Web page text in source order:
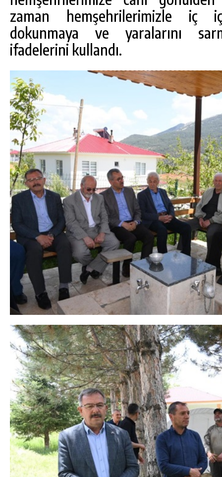
zaman hemşehrilerimizle iç
dokunmaya ve yaralarını
ifadelerini kullandı.